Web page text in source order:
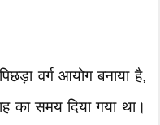
वर्ग आयोग बनाया है,
का समय दिया गया था।